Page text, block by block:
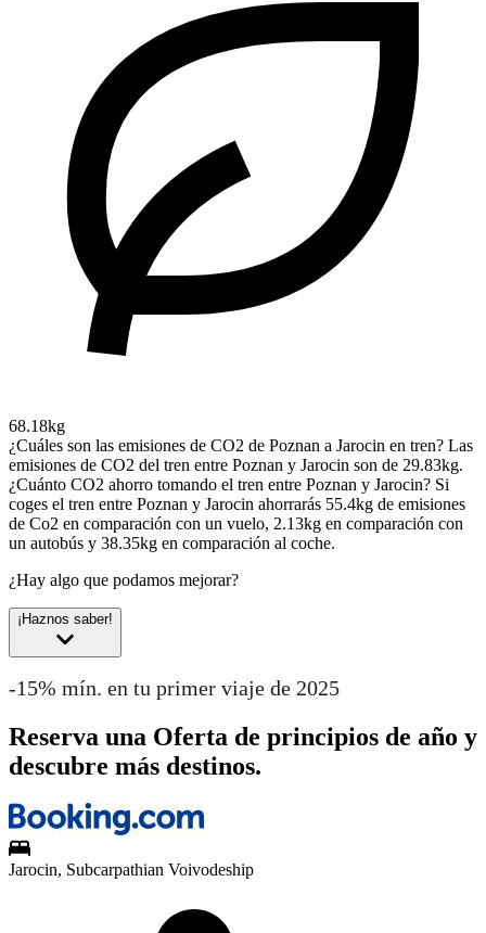
68.18kg
¿Cuáles son las emisiones de CO2 de Poznan a Jarocin en tren? Las
emisiones de CO2 del tren entre Poznan y Jarocin son de 29.83kg.
¿Cuánto CO2 ahorro tomando el tren entre Poznan y Jarocin? Si
coges el tren entre Poznan y Jarocin ahorrarás 55.4kg de emisiones
de Co2 en comparación con un vuelo, 2.13kg en comparación con
un autobús y 38.35kg en comparación al coche.
¿Hay algo que podamos mejorar?
¡Haznos saber!
-15% mín. en tu primer viaje de 2025
Reserva una Oferta de principios de año y
descubre más destinos.
Jarocin, Subcarpathian Voivodeship